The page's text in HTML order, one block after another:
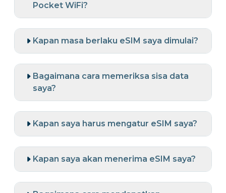
Pocket WiFi?
Kapan masa berlaku eSIM saya dimulai?
Bagaimana cara memeriksa sisa data
saya?
Kapan saya harus mengatur eSIM saya?
Kapan saya akan menerima eSIM saya?